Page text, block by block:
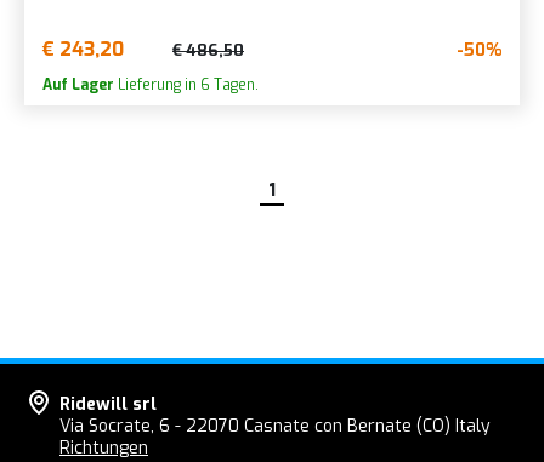
€ 243,20 € 486,50 -50%
Auf Lager Lieferung in 6 Tagen.
1
Ridewill srl
Via Socrate, 6 - 22070 Casnate con Bernate (CO) Italy
Richtungen